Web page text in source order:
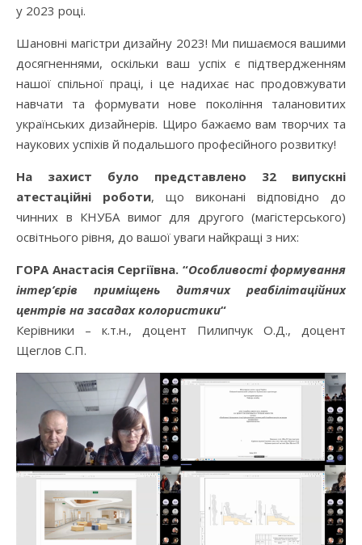
у 2023 році.
Шановні магістри дизайну 2023! Ми пишаємося вашими
досягненнями, оскільки ваш успіх є підтвердженням
нашої спільної праці, і це надихає нас продовжувати
навчати та формувати нове покоління талановитих
українських дизайнерів. Щиро бажаємо вам творчих та
наукових успіхів й подальшого професійного розвитку!
На захист було представлено 32 випускні
атестаційні роботи, що виконані відповідно до
чинних в КНУБА вимог для другого (магістерського)
освітнього рівня, до вашої уваги найкращі з них:
ГОРА Анастасія Сергіївна. “Особливості формування
інтер’єрів приміщень дитячих реабілітаційних
центрів на засадах колористики“
Керівники – к.т.н., доцент Пилипчук О.Д., доцент
Щеглов С.П.